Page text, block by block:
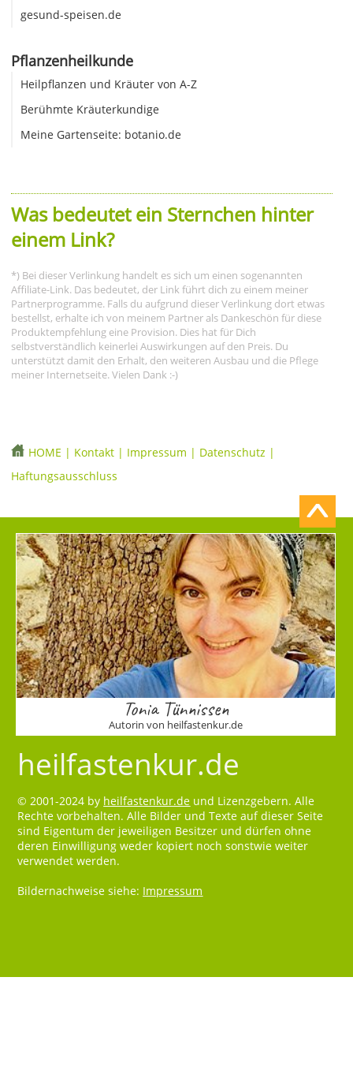
gesund-speisen.de
Pflanzenheilkunde
Heilpflanzen und Kräuter von A-Z
Berühmte Kräuterkundige
Meine Gartenseite: botanio.de
Was bedeutet ein Sternchen hinter
einem Link?
*) Bei dieser Verlinkung handelt es sich um einen sogenannten
Affiliate-Link. Das bedeutet, der Link führt dich zu einem meiner
Partnerprogramme. Falls du aufgrund dieser Verlinkung dort etwas
bestellst, erhalte ich von meinem Partner als Dankeschön für diese
Produktempfehlung eine Provision. Dies hat für Dich
selbstverständlich keinerlei Auswirkungen auf den Preis. Du
unterstützt damit den Erhalt, den weiteren Ausbau und die Pflege
meiner Internetseite. Vielen Dank :-)
HOME | Kontakt | Impressum | Datenschutz |
Haftungsausschluss
Tonia Tünnissen
Autorin von heilfastenkur.de
heilfastenkur.de
© 2001-2024 by heilfastenkur.de und Lizenzgebern. Alle
Rechte vorbehalten. Alle Bilder und Texte auf dieser Seite
sind Eigentum der jeweiligen Besitzer und dürfen ohne
deren Einwilligung weder kopiert noch sonstwie weiter
verwendet werden.
Bildernachweise siehe: Impressum